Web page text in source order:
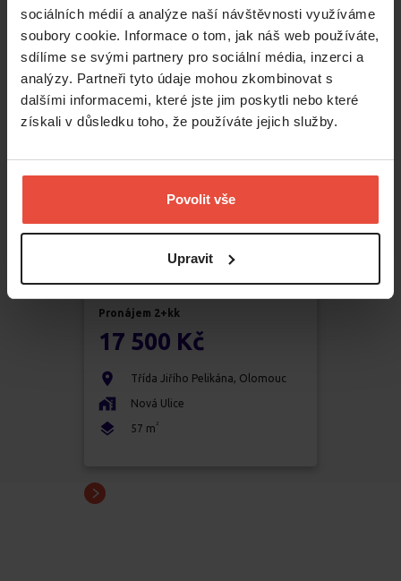
sociálních médií a analýze naší návštěvnosti využíváme
soubory cookie. Informace o tom, jak náš web používáte,
sdílíme se svými partnery pro sociální média, inzerci a
analýzy. Partneři tyto údaje mohou zkombinovat s
dalšími informacemi, které jste jim poskytli nebo které
získali v důsledku toho, že používáte jejich služby.
Povolit vše
Upravit
Neředín
52m
Pronájem 2+kk
17 500 Kč
Třída Jiřího Pelikána, Olomouc
Nová Ulice
57 m 2